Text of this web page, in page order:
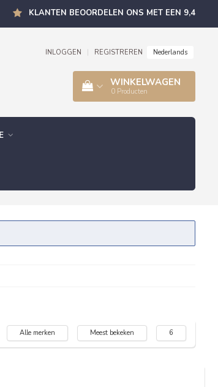
KLANTEN BEOORDELEN ONS MET EEN 9,4
INLOGGEN REGISTREREN Nederlands
WINKELWAGEN
0 Producten
Alle merken Meest bekeken 6